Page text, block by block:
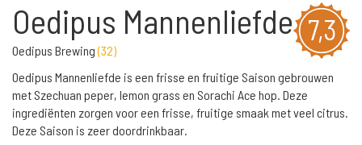
7,3
Oedipus Mannenliefde
Oedipus Brewing(32)
Oedipus Mannenliefde is een frisse en fruitige Saison gebrouwen
met Szechuan peper, lemon grass en Sorachi Ace hop. Deze
ingrediënten zorgen voor een frisse, fruitige smaak met veel citrus.
Deze Saison is zeer doordrinkbaar.